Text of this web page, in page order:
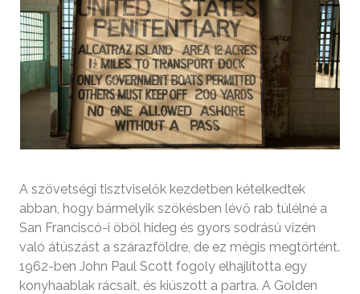
A szövetségi tisztviselők kezdetben kételkedtek
abban, hogy bármelyik szökésben lévő rab túlélné a
San Franciscó-i öböl hideg és gyors sodrású vizén
való átúszást a szárazföldre, de ez mégis megtörtént.
1962-ben John Paul Scott fogoly elhajlította egy
konyhaablak rácsait, és kiúszott a partra. A Golden